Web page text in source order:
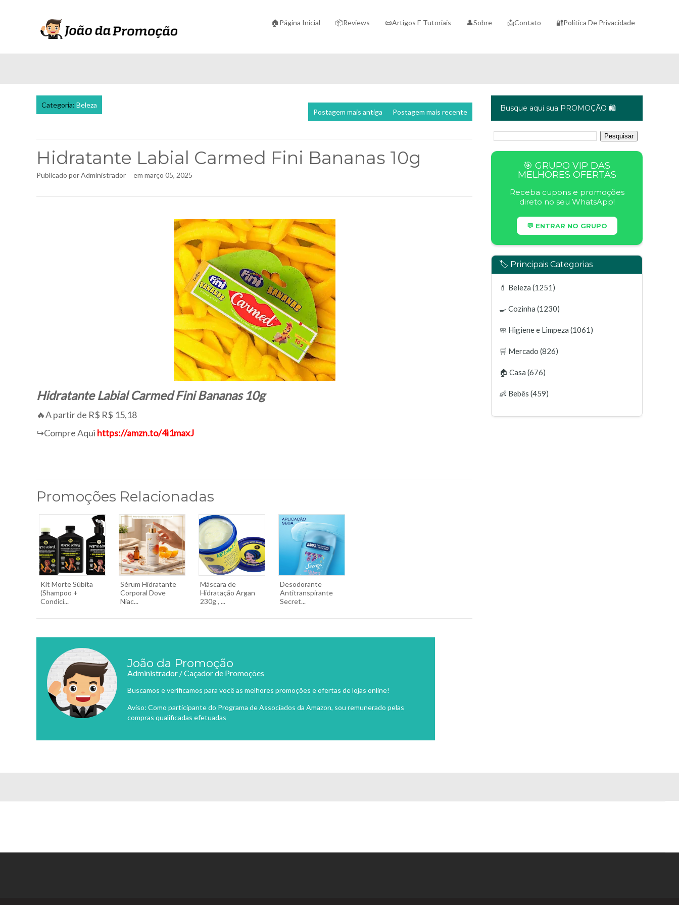
🏠Página Inicial 📦Reviews 📜Artigos E Tutoriais 👤Sobre 📩Contato 🔐Política De Privacidade
Categoria: Beleza
Postagem mais recente
Postagem mais antiga
Hidratante Labial Carmed Fini Bananas 10g
Publicado porAdministrador em março 05, 2025
Hidratante Labial Carmed Fini Bananas 10g
🔥A partir de R$ R$ 15,18
↪️Compre Aqui https://amzn.to/4i1maxJ
Promoções Relacionadas
Kit Morte Súbita
(Shampoo +
Condici...
Sérum Hidratante
Corporal Dove
Niac...
Máscara de
Hidratação Argan
230g , ...
Desodorante
Antitranspirante
Secret...
João da Promoção
Administrador / Caçador de Promoções
Buscamos e verificamos para você as melhores promoções e ofertas de lojas online!
Aviso: Como participante do Programa de Associados da Amazon, sou remunerado pelas
compras qualificadas efetuadas
Busque aqui sua PROMOÇÃO 🛍️
🎯 GRUPO VIP DAS
MELHORES OFERTAS
Receba cupons e promoções
direto no seu WhatsApp!
💬 ENTRAR NO GRUPO
🏷️ Principais Categorias
💄 Beleza (1251)
🍳 Cozinha (1230)
🧼 Higiene e Limpeza (1061)
🛒 Mercado (826)
🏠 Casa (676)
👶 Bebês (459)